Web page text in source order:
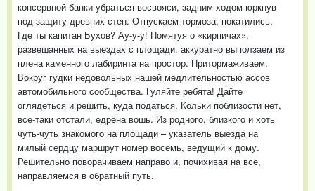
консервной банки убраться восвояси, задним ходом юркнув
под защиту древних стен. Отпускаем тормоза, покатились.
Где ты капитан Бухов? Ау-у-у! Помятуя о «кирпичах»,
развешанных на выездах с площади, аккуратно выползаем из
плена каменного лабиринта на простор. Притормаживаем.
Вокруг гудки недовольных нашей медлительностью ассов
автомобильного сообщества. Гуляйте ребята! Дайте
оглядеться и решить, куда податься. Кольки поблизости нет,
все-таки отстали, едрёна вошь. Из родного, близкого и хоть
чуть-чуть знакомого на площади – указатель выезда на
милый сердцу маршрут номер восемь, ведущий к дому.
Решительно поворачиваем направо и, почихивая на всё,
направляемся в обратный путь.